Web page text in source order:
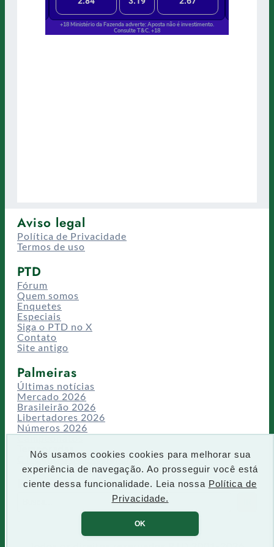
Nós usamos cookies cookies para melhorar sua
experiência de navegação. Ao prosseguir você está
ciente dessa funcionalidade. Leia nossa Política de
Privacidade.
OK
Aviso legal
Política de Privacidade
Termos de uso
PTD
Fórum
Quem somos
Enquetes
Especiais
Siga o PTD no X
Contato
Site antigo
Palmeiras
Últimas notícias
Mercado 2026
Brasileirão 2026
Libertadores 2026
Números 2026
Campeonatos
CT/Centro de Excelência
Busca
P
e
q
u